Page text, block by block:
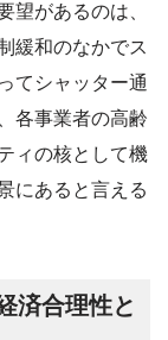
望があるのは、
緩和のなかでス
てシャッター通
各事業者の高齢
ィの核として機
にあると言える
済合理性と